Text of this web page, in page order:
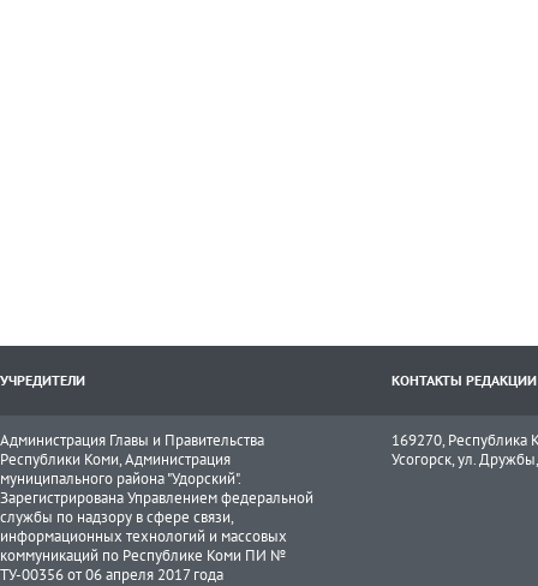
УЧРЕДИТЕЛИ КОНТАКТЫ РЕДАКЦИИ
Администрация Главы и Правительства
Республики Коми, Администрация
муниципального района "Удорский".
Зарегистрирована Управлением федеральной
службы по надзору в сфере связи,
информационных технологий и массовых
коммуникаций по Республике Коми ПИ №
ТУ-00356 от 06 апреля 2017 года
169270, Республика
Усогорск, ул.